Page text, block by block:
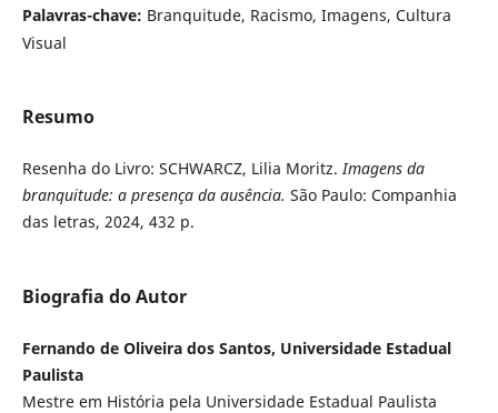
Palavras-chave: Branquitude, Racismo, Imagens, Cultura
Visual
Resumo
Resenha do Livro: SCHWARCZ, Lilia Moritz. Imagens da
branquitude: a presença da ausência. São Paulo: Companhia
das letras, 2024, 432 p.
Biografia do Autor
Fernando de Oliveira dos Santos, Universidade Estadual
Paulista
Mestre em História pela Universidade Estadual Paulista